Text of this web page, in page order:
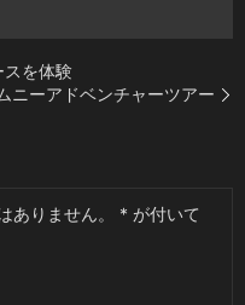
を体験
ニーアドベンチャーツアー
ありません。 * が付いて